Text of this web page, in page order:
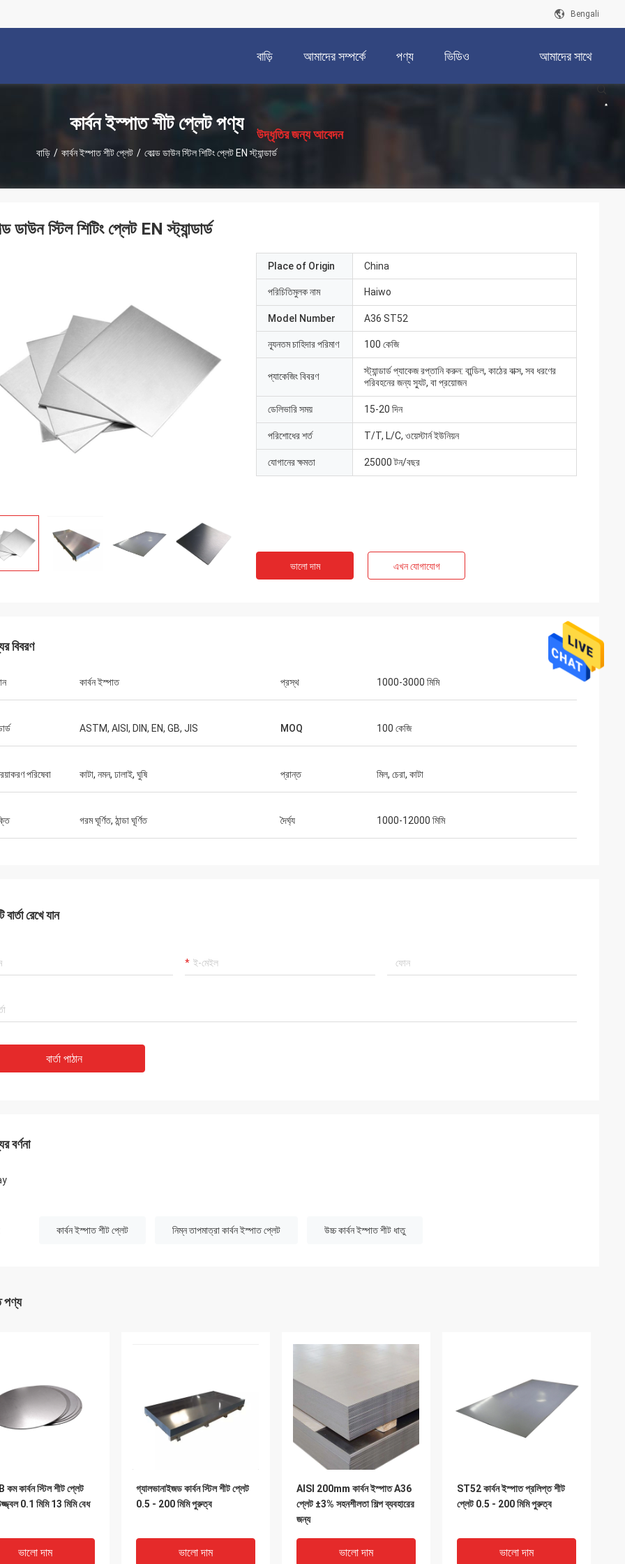
Bengali
বাড়ি আমাদের সম্পর্কে পণ্য ভিডিও আমাদের সাথে
যোগাযোগ করুন
述
উদ্ধৃতির জন্য আবেদন
কার্বন ইস্পাত শীট প্লেট পণ্য
বাড়ি / কার্বন ইস্পাত শীট প্লেট / কোল্ড ডাউন স্টিল শিটিং প্লেট EN স্ট্যান্ডার্ড
ডাউন স্টিল শিটিং প্লেট EN স্ট্যান্ডার্ড
Place of Origin China
পরিচিতিমুলক নাম Haiwo
Model Number A36 ST52
ন্যূনতম চাহিদার পরিমাণ 100 কেজি
প্যাকেজিং বিবরণ
স্ট্যান্ডার্ড প্যাকেজ রপ্তানি করুন: বান্ডিল, কাঠের বাক্স, সব ধরণের
পরিবহনের জন্য স্যুট, বা প্রয়োজন
ডেলিভারি সময় 15-20 দিন
পরিশোধের শর্ত T/T, L/C, ওয়েস্টার্ন ইউনিয়ন
যোগানের ক্ষমতা 25000 টন/বছর
ভালো দাম এখন যোগাযোগ
বিবরণ
কার্বন ইস্পাত প্রস্থ 1000-3000 মিমি
ASTM, AISI, DIN, EN, GB, JIS MOQ 100 কেজি
পরিষেবা কাটা, নমন, ঢালাই, ঘুষি প্রান্ত মিল, চেরা, কাটা
গরম ঘূর্ণিত, ঠান্ডা ঘূর্ণিত দৈর্ঘ্য 1000-12000 মিমি
বার্তা রেখে যান
বার্তা পাঠান
বর্ণনা
কার্বন ইস্পাত শীট প্লেট নিম্ন তাপমাত্রা কার্বন ইস্পাত প্লেট উচ্চ কার্বন ইস্পাত শীট ধাতু
পণ্য
কার্বন স্টিল শীট প্লেট
0.1 মিমি 13 মিমি বেধ
ভালো দাম
গ্যালভানাইজড কার্বন স্টিল শীট প্লেট
0.5 - 200 মিমি পুরুত্ব
ভালো দাম
AISI 200mm কার্বন ইস্পাত A36
প্লেট ±3% সহনশীলতা শিল্প ব্যবহারের
জন্য
ভালো দাম
ST52 কার্বন ইস্পাত প্রলিপ্ত শীট
প্লেট 0.5 - 200 মিমি পুরুত্ব
ভালো দাম